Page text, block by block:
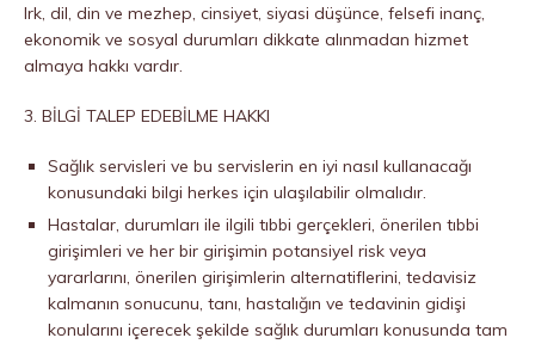
Irk, dil, din ve mezhep, cinsiyet, siyasi düşünce, felsefi inanç,
ekonomik ve sosyal durumları dikkate alınmadan hizmet
almaya hakkı vardır.
3. BİLGİ TALEP EDEBİLME HAKKI
Sağlık servisleri ve bu servislerin en iyi nasıl kullanacağı
konusundaki bilgi herkes için ulaşılabilir olmalıdır.
Hastalar, durumları ile ilgili tıbbi gerçekleri, önerilen tıbbi
girişimleri ve her bir girişimin potansiyel risk veya
yararlarını, önerilen girişimlerin alternatiflerini, tedavisiz
kalmanın sonucunu, tanı, hastalığın ve tedavinin gidişi
konularını içerecek şekilde sağlık durumları konusunda tam